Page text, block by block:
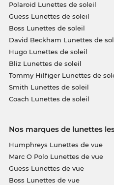
Polaroid Lunettes de soleil
Guess Lunettes de soleil
Boss Lunettes de soleil
David Beckham Lunettes de
Hugo Lunettes de soleil
Bliz Lunettes de soleil
Tommy Hilfiger Lunettes de
Smith Lunettes de soleil
Coach Lunettes de soleil
Nos marques de lunettes
Humphreys Lunettes de vue
Marc O Polo Lunettes de vue
Guess Lunettes de vue
Boss Lunettes de vue